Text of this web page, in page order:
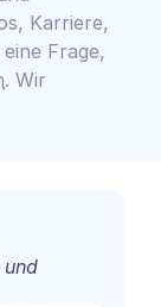
Karriere,
Frage,
. Wir
und